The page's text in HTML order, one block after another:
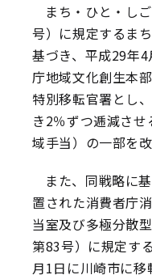
まち・ひと・し
号）に規定するま
基づき、平成29年
庁地域文化創生本
特別移転官署とし
き2％ずつ逓減さ
域手当）の一部を改
また、同戦略に
置された消費者庁
当室及び多極分散
第83号）に規定す
月1日に川崎市に